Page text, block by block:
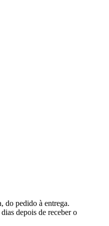
do pedido à entrega.
depois de receber o